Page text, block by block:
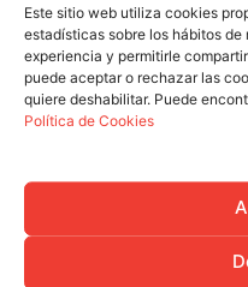
Este sitio web utiliza cookies
estadísticas sobre los hábitos
experiencia y permitirle
puede aceptar o rechazar las
quiere deshabilitar. Puede
Política de Cookies